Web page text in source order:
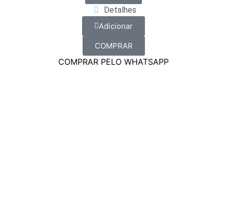
Detalhes
Adicionar
COMPRAR
COMPRAR PELO WHATSAPP